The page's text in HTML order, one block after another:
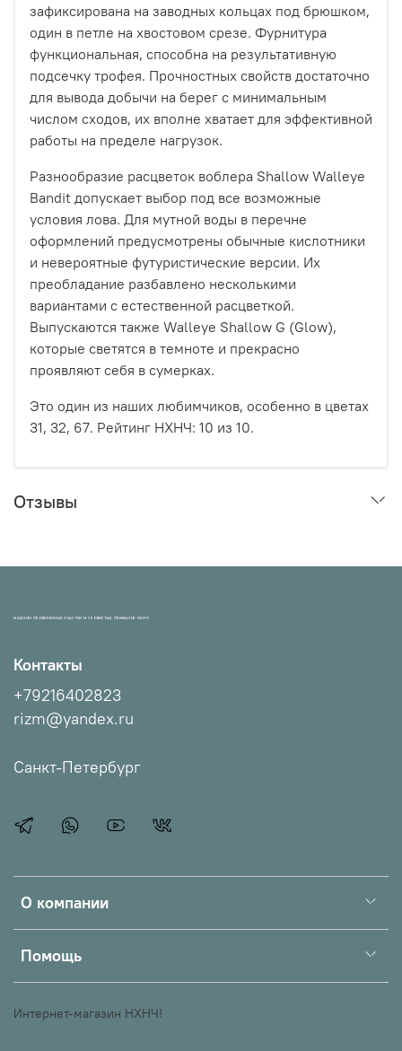
зафиксирована на заводных кольцах под брюшком,
один в петле на хвостовом срезе. Фурнитура
функциональная, способна на результативную
подсечку трофея. Прочностных свойств достаточно
для вывода добычи на берег с минимальным
числом сходов, их вполне хватает для эффективной
работы на пределе нагрузок.
Разнообразие расцветок воблера Shallow Walleye
Bandit допускает выбор под все возможные
условия лова. Для мутной воды в перечне
оформлений предусмотрены обычные кислотники
и невероятные футуристические версии. Их
преобладание разбавлено несколькими
вариантами с естественной расцветкой.
Выпускаются также Walleye Shallow G (Glow),
которые светятся в темноте и прекрасно
проявляют себя в сумерках.
Это один из наших любимчиков, особенно в цветах
31, 32, 67. Рейтинг НХНЧ: 10 из 10.
Отзывы
МАГАЗИН ПРОВЕРЕННЫХ СНАСТЕЙ И УЛОВИСТЫХ ПРИМАНОК НХНЧ!
О компании
Помощь
Контакты
+79216402823
rizm@yandex.ru
Санкт-Петербург
Интернет-магазин НХНЧ!